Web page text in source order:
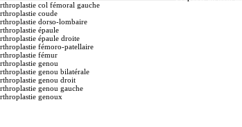
col fémoral gauche
coude
dorso-lombaire
épaule
épaule droite
fémoro-patellaire
fémur
genou
genou bilatérale
genou droit
genou gauche
genoux